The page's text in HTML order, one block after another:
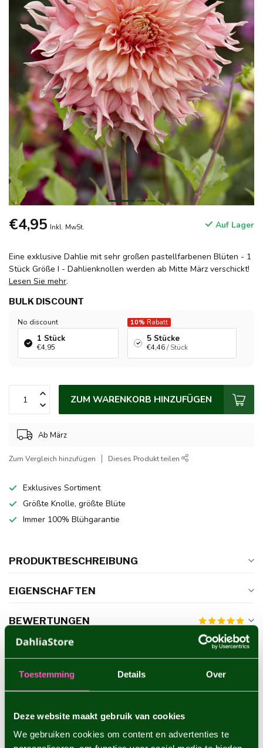
Toestemming Details Over
Deze website maakt gebruik van cookies
We gebruiken cookies om content en advertenties te
€4,95 Inkl. MwSt. Auf Lager
Eine exklusive Dahlie mit sehr großen pastellfarbenen Blüten - 1
Stück Größe I - Dahlienknollen werden ab Mitte März verschickt!
Lesen Sie mehr.
BULK DISCOUNT
No discount
1 Stück
€4,95
10% Rabatt
5 Stücke
€4,46/ Stück
ZUM WARENKORB HINZUFÜGEN
Ab März
Zum Vergleich hinzufügen Dieses Produkt teilen
Exklusives Sortiment
Größte Knolle, größte Blüte
Immer 100% Blühgarantie
PRODUKTBESCHREIBUNG
EIGENSCHAFTEN
BEWERTUNGEN
ERGÄNZENDE PRODUKTE
Dahlie Belle of Barmera